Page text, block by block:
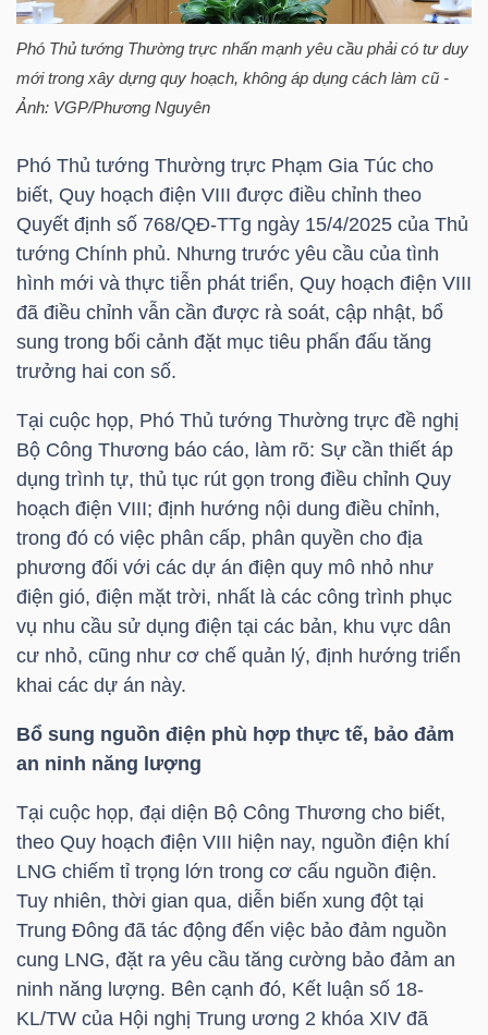
Phó Thủ tướng Thường trực nhấn mạnh yêu cầu phải có tư duy
mới trong xây dựng quy hoạch, không áp dụng cách làm cũ -
Ảnh: VGP/Phương Nguyên
Phó Thủ tướng Thường trực Phạm Gia Túc cho
biết, Quy hoạch điện VIII được điều chỉnh theo
Quyết định số 768/QĐ-TTg ngày 15/4/2025 của Thủ
tướng Chính phủ. Nhưng trước yêu cầu của tình
hình mới và thực tiễn phát triển, Quy hoạch điện VIII
đã điều chỉnh vẫn cần được rà soát, cập nhật, bổ
sung trong bối cảnh đặt mục tiêu phấn đấu tăng
trưởng hai con số.
Tại cuộc họp, Phó Thủ tướng Thường trực đề nghị
Bộ Công Thương báo cáo, làm rõ: Sự cần thiết áp
dụng trình tự, thủ tục rút gọn trong điều chỉnh Quy
hoạch điện VIII; định hướng nội dung điều chỉnh,
trong đó có việc phân cấp, phân quyền cho địa
phương đối với các dự án điện quy mô nhỏ như
điện gió, điện mặt trời, nhất là các công trình phục
vụ nhu cầu sử dụng điện tại các bản, khu vực dân
cư nhỏ, cũng như cơ chế quản lý, định hướng triển
khai các dự án này.
Bổ sung nguồn điện phù hợp thực tế, bảo đảm
an ninh năng lượng
Tại cuộc họp, đại diện Bộ Công Thương cho biết,
theo Quy hoạch điện VIII hiện nay, nguồn điện khí
LNG chiếm tỉ trọng lớn trong cơ cấu nguồn điện.
Tuy nhiên, thời gian qua, diễn biến xung đột tại
Trung Đông đã tác động đến việc bảo đảm nguồn
cung LNG, đặt ra yêu cầu tăng cường bảo đảm an
ninh năng lượng. Bên cạnh đó, Kết luận số 18-
KL/TW của Hội nghị Trung ương 2 khóa XIV đã
KINH
TẾ
THẾ
GIỚI
ĐÔNG
DƯƠNG
TÀI
CHÍNH
CÁ
NHÂN
PHÂN
TÍCH
VIETSTOCKFINANCE
VĨ
MÔ
NGÀNH